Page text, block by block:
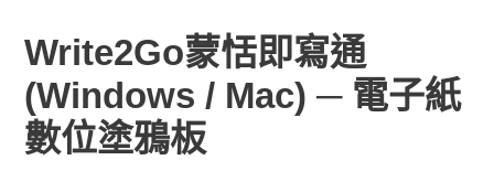
Write2Go蒙恬即寫通
(Windows / Mac) ─ 電子紙
數位塗鴉板